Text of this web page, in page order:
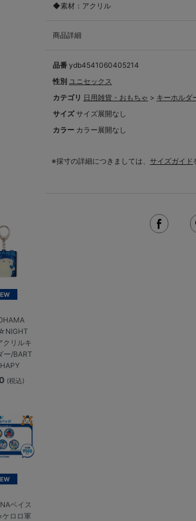
クリルキ
ー/BART
(税込)
ベイス
ケロロ軍
◆素材：アクリル
商品詳細
品番 ydb4541060405214
性別 ユニセックス
カテゴリ 日用雑貨・おもちゃ > キーホルダ
サイズ サイズ展開なし
カラー カラー展開なし
※採寸の詳細につきましては、 サイズガイド